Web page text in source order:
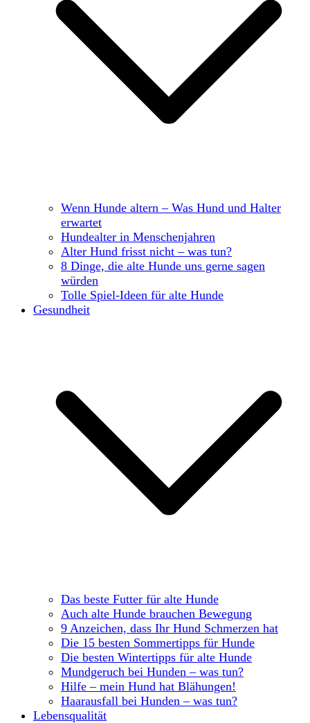
Wenn Hunde altern – Was Hund und Halter
erwartet
Hundealter in Menschenjahren
Alter Hund frisst nicht – was tun?
8 Dinge, die alte Hunde uns gerne sagen
würden
Tolle Spiel-Ideen für alte Hunde
Gesundheit
Das beste Futter für alte Hunde
Auch alte Hunde brauchen Bewegung
9 Anzeichen, dass Ihr Hund Schmerzen hat
Die 15 besten Sommertipps für Hunde
Die besten Wintertipps für alte Hunde
Mundgeruch bei Hunden – was tun?
Hilfe – mein Hund hat Blähungen!
Haarausfall bei Hunden – was tun?
Lebensqualität